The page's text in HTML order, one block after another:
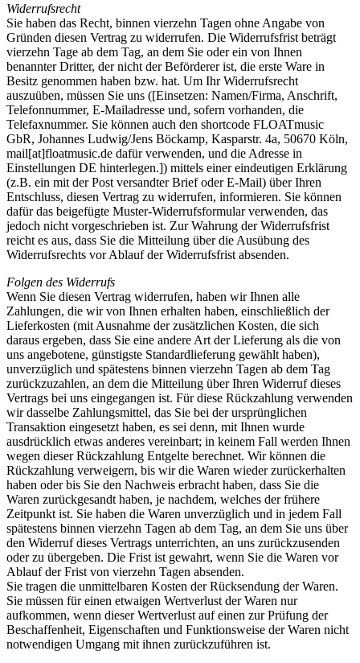
Widerrufsrecht
Sie haben das Recht, binnen vierzehn Tagen ohne Angabe von
Gründen diesen Vertrag zu widerrufen. Die Widerrufsfrist beträgt
vierzehn Tage ab dem Tag, an dem Sie oder ein von Ihnen
benannter Dritter, der nicht der Beförderer ist, die erste Ware in
Besitz genommen haben bzw. hat. Um Ihr Widerrufsrecht
auszuüben, müssen Sie uns ([Einsetzen: Namen/Firma, Anschrift,
Telefonnummer, E-Mailadresse und, sofern vorhanden, die
Telefaxnummer. Sie können auch den shortcode FLOATmusic
GbR, Johannes Ludwig/Jens Böckamp, Kasparstr. 4a, 50670 Köln,
mail[at]floatmusic.de dafür verwenden, und die Adresse in
Einstellungen DE hinterlegen.]) mittels einer eindeutigen Erklärung
(z.B. ein mit der Post versandter Brief oder E-Mail) über Ihren
Entschluss, diesen Vertrag zu widerrufen, informieren. Sie können
dafür das beigefügte Muster-Widerrufsformular verwenden, das
jedoch nicht vorgeschrieben ist. Zur Wahrung der Widerrufsfrist
reicht es aus, dass Sie die Mitteilung über die Ausübung des
Widerrufsrechts vor Ablauf der Widerrufsfrist absenden.
Folgen des Widerrufs
Wenn Sie diesen Vertrag widerrufen, haben wir Ihnen alle
Zahlungen, die wir von Ihnen erhalten haben, einschließlich der
Lieferkosten (mit Ausnahme der zusätzlichen Kosten, die sich
daraus ergeben, dass Sie eine andere Art der Lieferung als die von
uns angebotene, günstigste Standardlieferung gewählt haben),
unverzüglich und spätestens binnen vierzehn Tagen ab dem Tag
zurückzuzahlen, an dem die Mitteilung über Ihren Widerruf dieses
Vertrags bei uns eingegangen ist. Für diese Rückzahlung verwenden
wir dasselbe Zahlungsmittel, das Sie bei der ursprünglichen
Transaktion eingesetzt haben, es sei denn, mit Ihnen wurde
ausdrücklich etwas anderes vereinbart; in keinem Fall werden Ihnen
wegen dieser Rückzahlung Entgelte berechnet. Wir können die
Rückzahlung verweigern, bis wir die Waren wieder zurückerhalten
haben oder bis Sie den Nachweis erbracht haben, dass Sie die
Waren zurückgesandt haben, je nachdem, welches der frühere
Zeitpunkt ist. Sie haben die Waren unverzüglich und in jedem Fall
spätestens binnen vierzehn Tagen ab dem Tag, an dem Sie uns über
den Widerruf dieses Vertrags unterrichten, an uns zurückzusenden
oder zu übergeben. Die Frist ist gewahrt, wenn Sie die Waren vor
Ablauf der Frist von vierzehn Tagen absenden.
Sie tragen die unmittelbaren Kosten der Rücksendung der Waren.
Sie müssen für einen etwaigen Wertverlust der Waren nur
aufkommen, wenn dieser Wertverlust auf einen zur Prüfung der
Beschaffenheit, Eigenschaften und Funktionsweise der Waren nicht
notwendigen Umgang mit ihnen zurückzuführen ist.